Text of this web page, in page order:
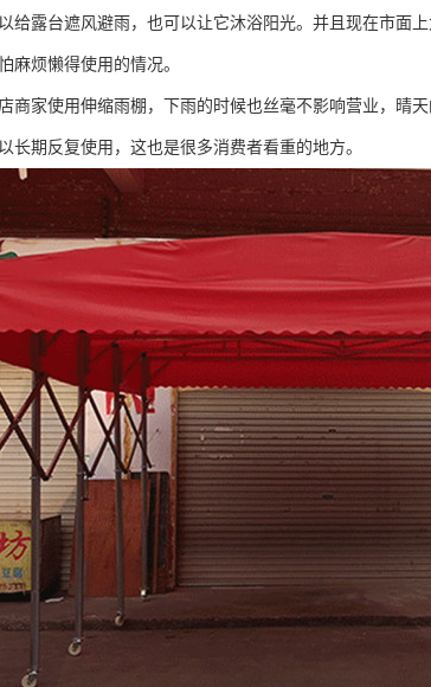
给露台遮风避雨，也可以让它沐浴阳光。并且现在市面
麻烦懒得使用的情况。
商家使用伸缩雨棚，下雨的时候也丝毫不影响营业，晴
长期反复使用，这也是很多消费者看重的地方。